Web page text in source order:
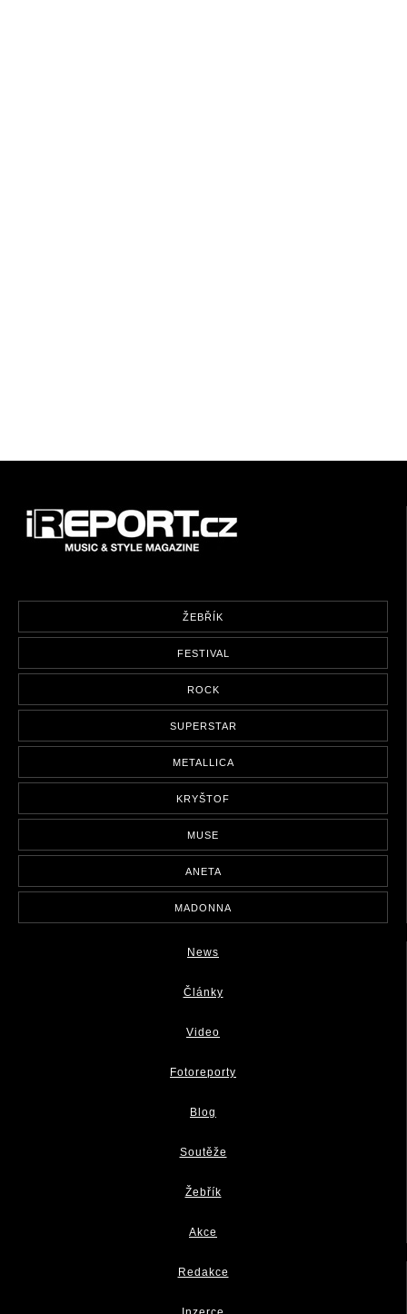
ŽEBŘÍK
FESTIVAL
ROCK
SUPERSTAR
METALLICA
KRYŠTOF
MUSE
ANETA
MADONNA
News
Články
Video
Fotoreporty
Blog
Soutěže
Žebřík
Akce
Redakce